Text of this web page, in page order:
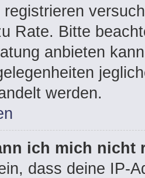
registrieren
Rate. Bitte
anbieten
werden.
ich mich nicht
dass deine IP-